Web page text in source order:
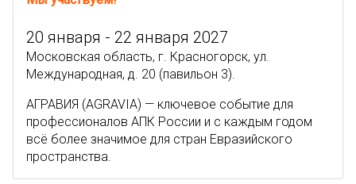
20 января - 22 января 2027
Московская область, г. Красногорск, ул.
Международная, д. 20 (павильон 3).
АГРАВИЯ (AGRAVIA) — ключевое событие для
профессионалов АПК России и с каждым годом
всё более значимое для стран Евразийского
пространства.